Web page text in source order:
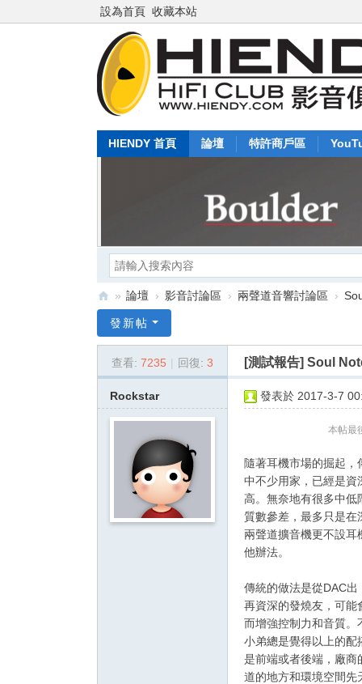
設為首頁 收藏本站
HIENDY 首頁 論壇 特許商戶區
en
o
» 論壇 › 影音討論區 › 兩聲道音響討論區 ›
發新帖
查看: 7235 | 回復: 3 [測試報告] Soul
Rockstar 發表於 2017-3-7
本帖最
隨著耳機市場的掘起
中不少用家，已經是資
高。無奈地有很多中低
質數參差，最多只是在
兩聲道擴音機更不設耳
他辦法。
傳統的做法是從DAC
再資深的發燒友，可能
而增強控制力和音質。
小弟總是覺得以上的配
是前端或者後端，廠商
道的地方和環境空間先